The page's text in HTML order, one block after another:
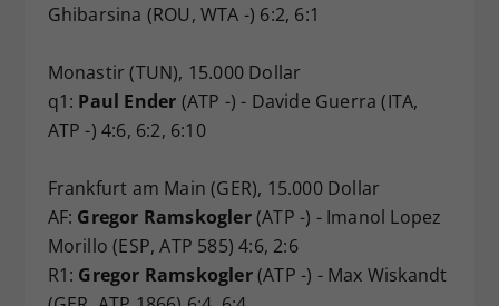
Ghibarsina (ROU, WTA -) 6:2, 6:1
Monastir (TUN), 15.000 Dollar
q1: Paul Ender (ATP -) - Davide Guerra (ITA,
ATP -) 4:6, 6:2, 6:10
Frankfurt am Main (GER), 15.000 Dollar
AF: Gregor Ramskogler(ATP -) - Imanol Lopez
Morillo (ESP, ATP 585) 4:6, 2:6
R1: Gregor Ramskogler(ATP -) - Max Wiskandt